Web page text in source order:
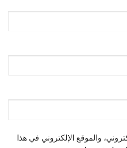
والموقع الإلكتروني في هذا